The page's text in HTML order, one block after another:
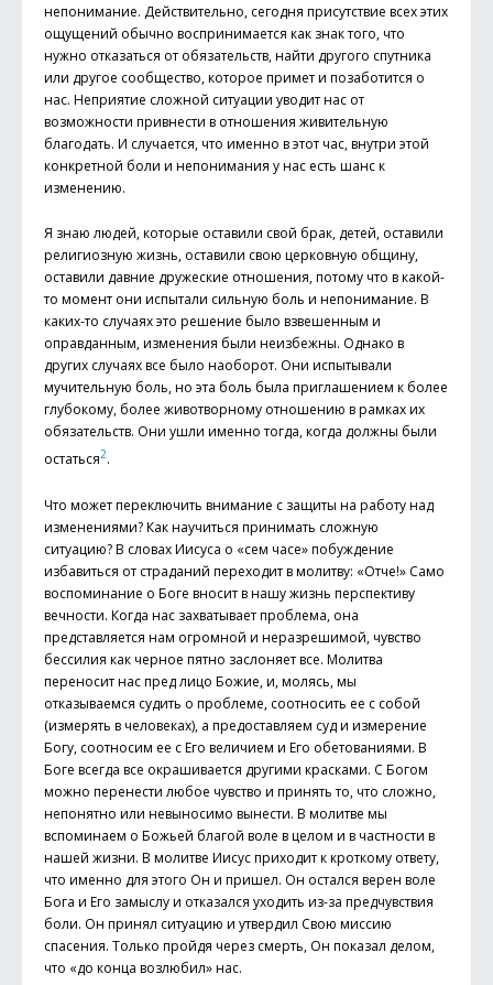
непонимание. Действительно, сегодня присутствие всех этих
ощущений обычно воспринимается как знак того, что
нужно отказаться от обязательств, найти другого спутника
или другое сообщество, которое примет и позаботится о
нас. Неприятие сложной ситуации уводит нас от
возможности привнести в отношения живительную
благодать. И случается, что именно в этот час, внутри этой
конкретной боли и непонимания у нас есть шанс к
изменению.
Я знаю людей, которые оставили свой брак, детей, оставили
религиозную жизнь, оставили свою церковную общину,
оставили давние дружеские отношения, потому что в какой-
то момент они испытали сильную боль и непонимание. В
каких-то случаях это решение было взвешенным и
оправданным, изменения были неизбежны. Однако в
других случаях все было наоборот. Они испытывали
мучительную боль, но эта боль была приглашением к более
глубокому, более животворному отношению в рамках их
обязательств. Они ушли именно тогда, когда должны были
остаться2.
Что может переключить внимание с защиты на работу над
изменениями? Как научиться принимать сложную
ситуацию? В словах Иисуса о «сем часе» побуждение
избавиться от страданий переходит в молитву: «Отче!» Само
воспоминание о Боге вносит в нашу жизнь перспективу
вечности. Когда нас захватывает проблема, она
представляется нам огромной и неразрешимой, чувство
бессилия как черное пятно заслоняет все. Молитва
переносит нас пред лицо Божие, и, молясь, мы
отказываемся судить о проблеме, соотносить ее с собой
(измерять в человеках), а предоставляем суд и измерение
Богу, соотносим ее с Его величием и Его обетованиями. В
Боге всегда все окрашивается другими красками. С Богом
можно перенести любое чувство и принять то, что сложно,
непонятно или невыносимо вынести. В молитве мы
вспоминаем о Божьей благой воле в целом и в частности в
нашей жизни. В молитве Иисус приходит к кроткому ответу,
что именно для этого Он и пришел. Он остался верен воле
Бога и Его замыслу и отказался уходить из-за предчувствия
боли. Он принял ситуацию и утвердил Свою миссию
спасения. Только пройдя через смерть, Он показал делом,
что «до конца возлюбил» нас.